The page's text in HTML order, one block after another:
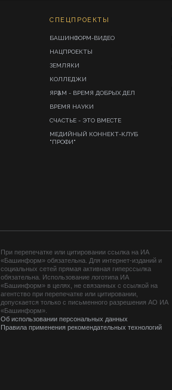
СПЕЦПРОЕКТЫ
БАШИНФОРМ-ВИДЕО
НАЦПРОЕКТЫ
ЗЕМЛЯКИ
КОЛЛЕДЖИ
ЯРҘАМ - ВРЕМЯ ДОБРЫХ ДЕЛ
ВРЕМЯ НАУКИ
СЧАСТЬЕ - ЭТО ВМЕСТЕ
МЕДИЙНЫЙ КОННЕКТ-КЛУБ
"ПРОФИ"
При перепечатке или цитировании ссылка на ИА
«Башинформ» обязательна. Для интернет-изданий и
социальных сетей прямая активная гиперссылка
обязательна. Использование логотипа ИА
«Башинформ» в целях, не связанных с ссылкой на
агентство при перепечатке или цитировании,
допускается только с письменного разрешения АО ИА
«Башинформ».
Об использовании персональных данных
Правила применения рекомендательных технологий